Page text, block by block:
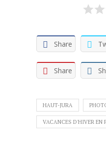
Share
Share
HAUT-JURA
VACANCES D'HIVER EN